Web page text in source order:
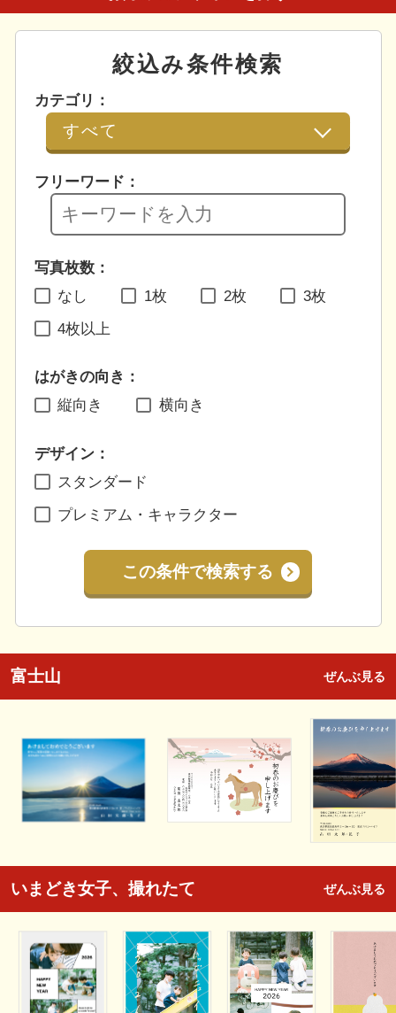
絞込み条件検索
カテゴリ：
フリーワード：
写真枚数：
なし
1枚 2枚 3枚
4枚以上
はがきの向き：
縦向き
横向き
デザイン：
スタンダード
プレミアム・キャラクター
この条件で検索する
富士山 ぜんぶ見る
いまどき女子、撮れたて ぜんぶ見る